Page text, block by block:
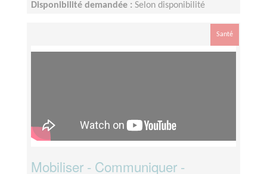
Disponibilité demandée : Selon disponibilité
Santé
Mobiliser - Communiquer -